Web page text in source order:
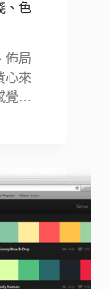
、色
佈局
心來
覺…